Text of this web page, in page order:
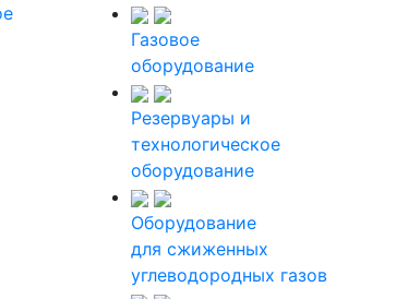
Газовое
оборудование
Резервуары и
технологическое
оборудование
Оборудование
для сжиженных
углеводородных газов